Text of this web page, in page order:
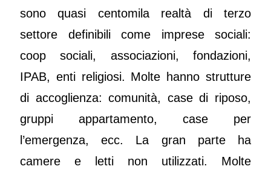
sono quasi centomila realtà di terzo
settore definibili come imprese sociali:
coop sociali, associazioni, fondazioni,
IPAB, enti religiosi. Molte hanno strutture
di accoglienza: comunità, case di riposo,
gruppi appartamento, case per
l’emergenza, ecc. La gran parte ha
camere e letti non utilizzati. Molte